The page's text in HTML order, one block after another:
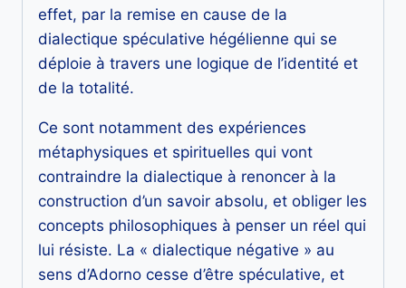
effet, par la remise en cause de la
dialectique spéculative hégélienne qui se
déploie à travers une logique de l’identité et
de la totalité.
Ce sont notamment des expériences
métaphysiques et spirituelles qui vont
contraindre la dialectique à renoncer à la
construction d’un savoir absolu, et obliger les
concepts philosophiques à penser un réel qui
lui résiste. La « dialectique négative » au
sens d’Adorno cesse d’être spéculative, et